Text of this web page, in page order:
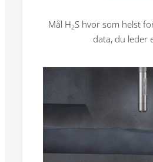
Mål H2S hvor som helst
data, du leder